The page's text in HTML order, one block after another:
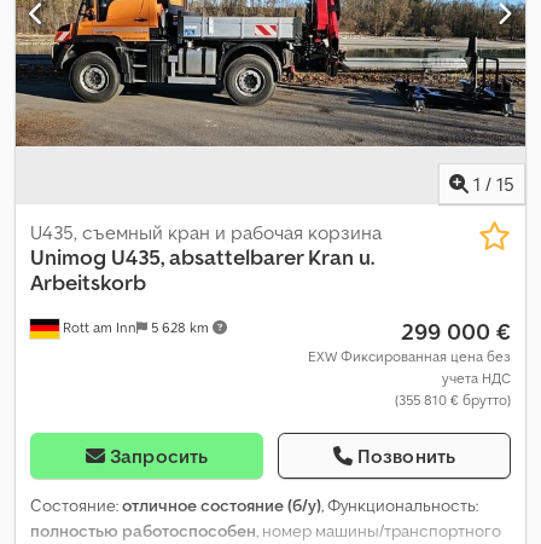
1 / 15
Rott am Inn 5 628 km
U435, съемный кран и рабочая корзина
Unimog U435, absattelbarer Kran u.
Arbeitskorb
299 000 €
EXW Фиксированная цена без
учета НДС
(355 810 € брутто)
Запросить Позвонить
Состояние:отличное состояние (б/у), Функциональность:
полностью работоспособен, номер машины/транспортного